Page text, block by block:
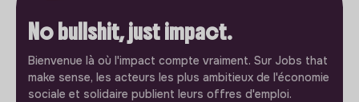
No bullshit, just impact.
Bienvenue là où l'impact compte vraiment. Sur Jobs that
make sense, les acteurs les plus ambitieux de l'économie
sociale et solidaire publient leurs offres d'emploi.